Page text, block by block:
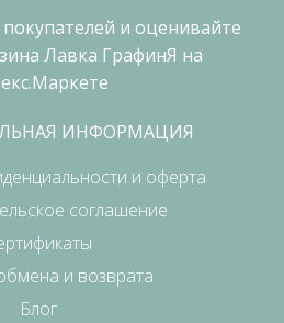
ИНФОРМАЦИЯ
и оферта
соглашение
и возврата
Блог